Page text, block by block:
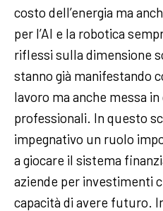
costo dell’energia ma
per l’AI e la robotica
riflessi sulla dimensione
stanno già manifestando
lavoro ma anche messa
professionali. In questo
impegnativo un ruolo
a giocare il sistema
aziende per investimenti
capacità di avere futuro.